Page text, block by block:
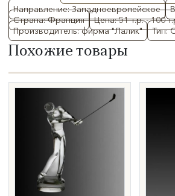
Направление: Западноевропейское
Страна: Франция
Цена: 51 т.р. - 100
Производитель: фирма "Лалик"
Тип:
Похожие товары